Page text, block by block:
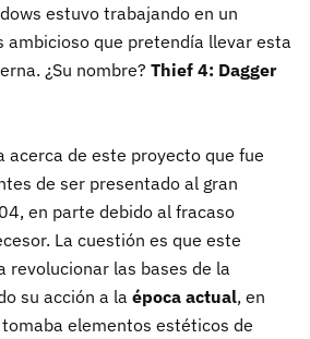
estuvo trabajando en un
ambicioso que pretendía llevar esta
¿Su nombre? Thief 4: Dagger
acerca de este proyecto que fue
de ser presentado al gran
en parte debido al fracaso
La cuestión es que este
revolucionar las bases de la
su acción a la época actual, en
elementos estéticos de